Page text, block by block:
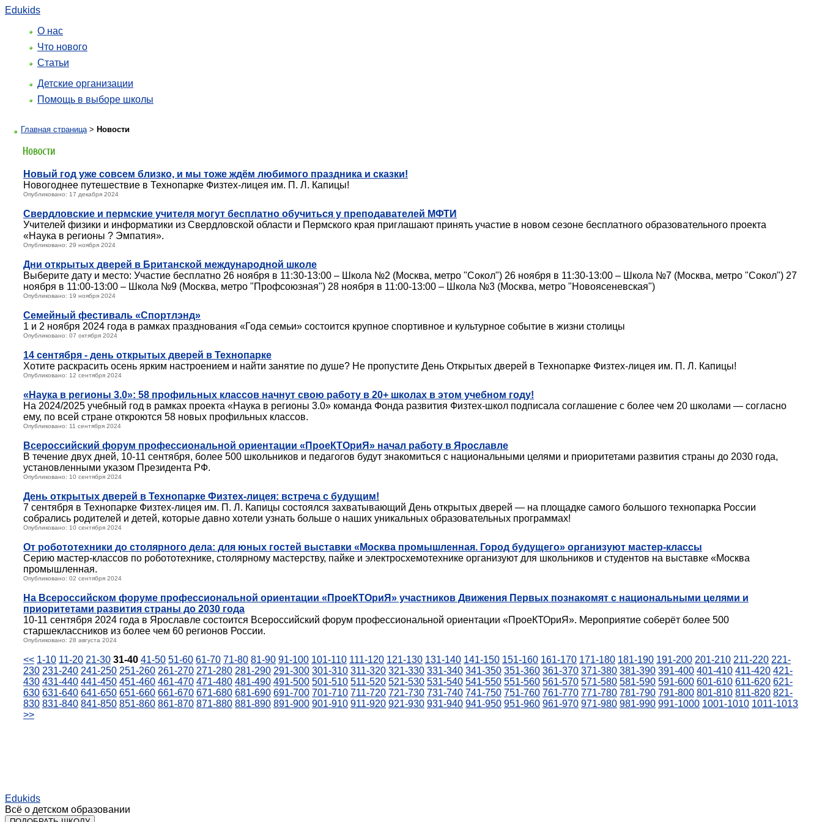
Edukids
О нас
Что нового
Статьи
Детские организации
Помощь в выборе школы
Главная страница> Новости
Новый год уже совсем близко, и мы тоже ждём любимого праздника и сказки!
Новогоднее путешествие в Технопарке Физтех-лицея им. П. Л. Капицы!
Опубликовано: 17 декабря 2024
Свердловские и пермские учителя могут бесплатно обучиться у преподавателей МФТИ
Учителей физики и информатики из Свердловской области и Пермского края приглашают принять участие в новом сезоне бесплатного образовательного проекта
«Наука в регионы ? Эмпатия».
Опубликовано: 29 ноября 2024
Дни открытых дверей в Британской международной школе
Выберите дату и место: Участие бесплатно 26 ноября в 11:30-13:00 – Школа №2 (Москва, метро "Сокол") 26 ноября в 11:30-13:00 – Школа №7 (Москва, метро "Сокол") 27
ноября в 11:00-13:00 – Школа №9 (Москва, метро "Профсоюзная") 28 ноября в 11:00-13:00 – Школа №3 (Москва, метро "Новоясеневская")
Опубликовано: 19 ноября 2024
Семейный фестиваль «Спортлэнд»
1 и 2 ноября 2024 года в рамках празднования «Года семьи» состоится крупное спортивное и культурное событие в жизни столицы
Опубликовано: 07 октября 2024
14 сентября - день открытых дверей в Технопарке
Хотите раскрасить осень ярким настроением и найти занятие по душе? Не пропустите День Открытых дверей в Технопарке Физтех-лицея им. П. Л. Капицы!
Опубликовано: 12 сентября 2024
«Наука в регионы 3.0»: 58 профильных классов начнут свою работу в 20+ школах в этом учебном году!
На 2024/2025 учебный год в рамках проекта «Наука в регионы 3.0» команда Фонда развития Физтех-школ подписала соглашение с более чем 20 школами — согласно
ему, по всей стране откроются 58 новых профильных классов.
Опубликовано: 11 сентября 2024
Всероссийский форум профессиональной ориентации «ПроеКТОриЯ» начал работу в Ярославле
В течение двух дней, 10-11 сентября, более 500 школьников и педагогов будут знакомиться с национальными целями и приоритетами развития страны до 2030 года,
установленными указом Президента РФ.
Опубликовано: 10 сентября 2024
День открытых дверей в Технопарке Физтех-лицея: встреча с будущим!
7 сентября в Технопарке Физтех-лицея им. П. Л. Капицы состоялся захватывающий День открытых дверей — на площадке самого большого технопарка России
собрались родителей и детей, которые давно хотели узнать больше о наших уникальных образовательных программах!
Опубликовано: 10 сентября 2024
От робототехники до столярного дела: для юных гостей выставки «Москва промышленная. Город будущего» организуют мастер-классы
Серию мастер-классов по робототехнике, столярному мастерству, пайке и электросхемотехнике организуют для школьников и студентов на выставке «Москва
промышленная.
Опубликовано: 02 сентября 2024
На Всероссийском форуме профессиональной ориентации «ПроеКТОриЯ» участников Движения Первых познакомят с национальными целями и
приоритетами развития страны до 2030 года
10-11 сентября 2024 года в Ярославле состоится Всероссийский форум профессиональной ориентации «ПроеКТОриЯ». Мероприятие соберёт более 500
старшеклассников из более чем 60 регионов России.
Опубликовано: 28 августа 2024
<< 1-10 11-20 21-30 31-40 41-50 51-60 61-70 71-80 81-90 91-100 101-110 111-120 121-130 131-140 141-150 151-160 161-170 171-180 181-190 191-200 201-210 211-220 221-
230 231-240 241-250 251-260 261-270 271-280 281-290 291-300 301-310 311-320 321-330 331-340 341-350 351-360 361-370 371-380 381-390 391-400 401-410 411-420 421-
430 431-440 441-450 451-460 461-470 471-480 481-490 491-500 501-510 511-520 521-530 531-540 541-550 551-560 561-570 571-580 581-590 591-600 601-610 611-620 621-
630 631-640 641-650 651-660 661-670 671-680 681-690 691-700 701-710 711-720 721-730 731-740 741-750 751-760 761-770 771-780 781-790 791-800 801-810 811-820 821-
830 831-840 841-850 851-860 861-870 871-880 881-890 891-900 901-910 911-920 921-930 931-940 941-950 951-960 961-970 971-980 981-990 991-1000 1001-1010 1011-1013
>>
Edukids
Всё о детском образовании